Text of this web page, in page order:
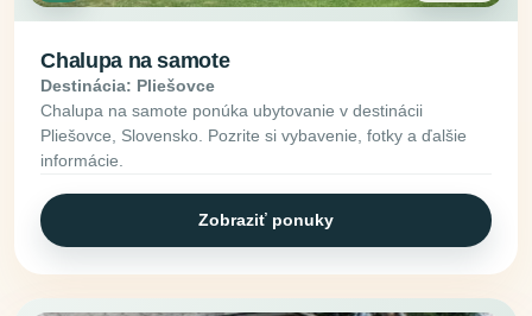
Chalupa na samote
Destinácia: Pliešovce
Chalupa na samote ponúka ubytovanie v destinácii
Pliešovce, Slovensko. Pozrite si vybavenie, fotky a ďalšie
informácie.
Zobraziť ponuky